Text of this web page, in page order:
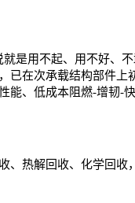
用不起、用不好、不
在次承载结构部件
、低成本阻燃-增韧-
热解回收、化学回收